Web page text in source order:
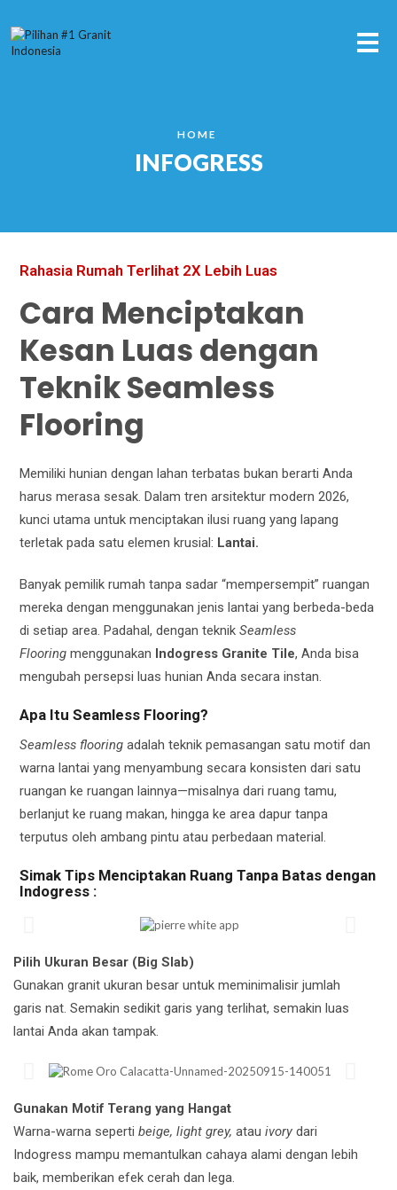
HOME
INFOGRESS
Rahasia Rumah Terlihat 2X Lebih Luas
Cara Menciptakan
Kesan Luas dengan
Teknik Seamless
Flooring
Memiliki hunian dengan lahan terbatas bukan berarti Anda
harus merasa sesak. Dalam tren arsitektur modern 2026,
kunci utama untuk menciptakan ilusi ruang yang lapang
terletak pada satu elemen krusial: Lantai.
Banyak pemilik rumah tanpa sadar “mempersempit” ruangan
mereka dengan menggunakan jenis lantai yang berbeda-beda
di setiap area. Padahal, dengan teknik Seamless
Flooring menggunakan Indogress Granite Tile, Anda bisa
mengubah persepsi luas hunian Anda secara instan.
Apa Itu Seamless Flooring?
Seamless flooring adalah teknik pemasangan satu motif dan
warna lantai yang menyambung secara konsisten dari satu
ruangan ke ruangan lainnya—misalnya dari ruang tamu,
berlanjut ke ruang makan, hingga ke area dapur tanpa
terputus oleh ambang pintu atau perbedaan material.
Simak Tips Menciptakan Ruang Tanpa Batas dengan
Indogress :
Pilih Ukuran Besar (Big Slab)
Gunakan granit ukuran besar untuk meminimalisir jumlah
garis nat. Semakin sedikit garis yang terlihat, semakin luas
lantai Anda akan tampak.
Gunakan Motif Terang yang Hangat
Warna-warna seperti beige, light grey, atau ivory dari
Indogress mampu memantulkan cahaya alami dengan lebih
baik, memberikan efek cerah dan lega.